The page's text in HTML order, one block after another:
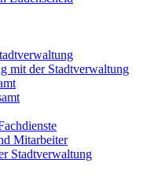
mit der Stadtverwaltung
Mitarbeiter
Stadtverwaltung